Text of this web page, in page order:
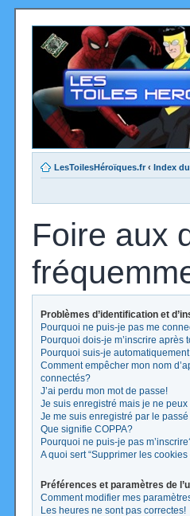
LesToilesHéroïques.fr ‹ Index
Foire aux
Problèmes d’identification et
Pourquoi ne puis-je pas me
Pourquoi dois-je m’inscrire après
Pourquoi suis-je
Comment empêcher mon nom
connectés?
J’ai perdu mon mot de passe!
Je suis enregistré mais je ne
Je me suis enregistré par le
Que signifie COPPA?
Pourquoi ne puis-je pas
A quoi sert “Supprimer les cookies
Préférences et paramètres de
Comment modifier mes
Les heures ne sont pas correctes!